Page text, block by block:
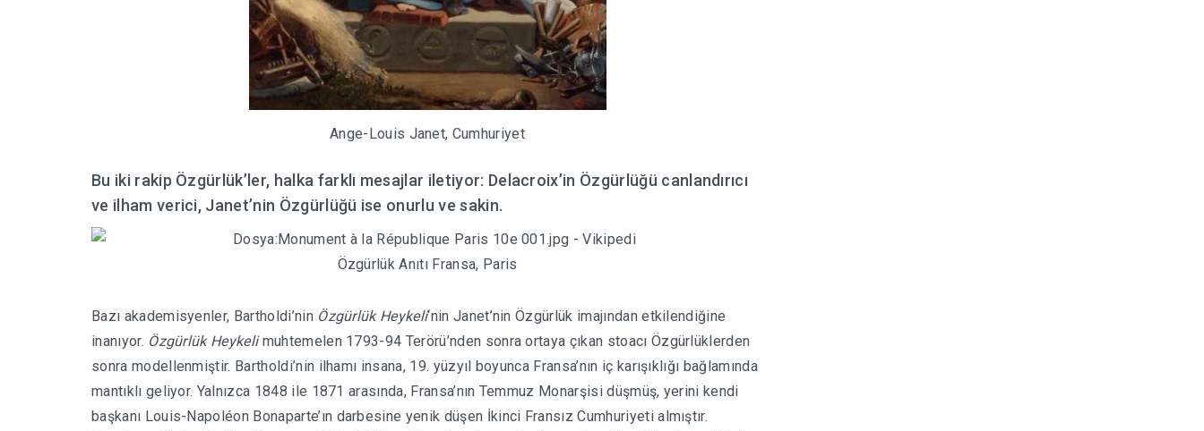
Ange-Louis Janet, Cumhuriyet
Bu iki rakip Özgürlük’ler, halka farklı mesajlar iletiyor: Delacroix’in Özgürlüğü canlandırıcı
ve ilham verici, Janet’nin Özgürlüğü ise onurlu ve sakin.
Özgürlük Anıtı Fransa, Paris
Bazı akademisyenler, Bartholdi’nin Özgürlük Heykeli‘nin Janet’nin Özgürlük imajından etkilendiğine
inanıyor. Özgürlük Heykelimuhtemelen 1793-94 Terörü’nden sonra ortaya çıkan stoacı Özgürlüklerden
sonra modellenmiştir. Bartholdi’nin ilhamı insana, 19. yüzyıl boyunca Fransa’nın iç karışıklığı bağlamında
mantıklı geliyor. Yalnızca 1848 ile 1871 arasında, Fransa’nın Temmuz Monarşisi düşmüş, yerini kendi
başkanı Louis-Napoléon Bonaparte’ın darbesine yenik düşen İkinci Fransız Cumhuriyeti almıştır.